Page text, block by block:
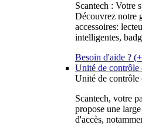
Scantech : Votre
Découvrez notre
accessoires:
intelligentes,
Besoin d'aide ?
Unité de contrôle
Unité de contrôle
Scantech, votre
propose une
d'accès,